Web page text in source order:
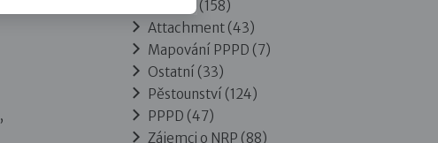
Adopce(158)
Attachment(43)
Mapování PPPD (7)
Ostatní (33)
Pěstounství (124)
PPPD (47)
Zájemci o NRP (88)